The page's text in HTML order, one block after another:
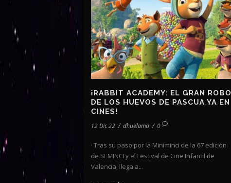
¡RABBIT ACADEMY: EL GRAN ROBO
DE LOS HUEVOS DE PASCUA YA EN
CINES!
12 Dic 22 / dhuelamo / 0
· Tras su paso por la Miniminci de la 67 edición
de SEMINCI y el Festival de Cine Infantil de
Valencia, llega a...